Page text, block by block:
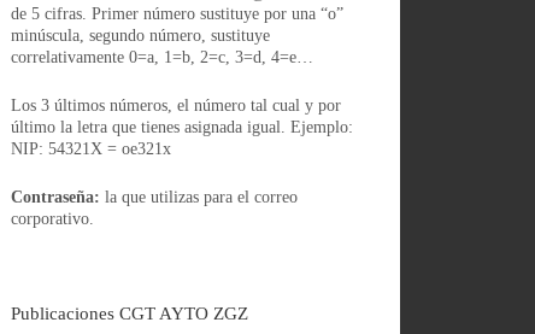
de 5 cifras. Primer número sustituye por una “o”
minúscula, segundo número, sustituye
correlativamente 0=a, 1=b, 2=c, 3=d, 4=e…
Los 3 últimos números, el número tal cual y por
último la letra que tienes asignada igual. Ejemplo:
NIP: 54321X = oe321x
Contraseña: la que utilizas para el correo
corporativo.
Publicaciones CGT AYTO ZGZ